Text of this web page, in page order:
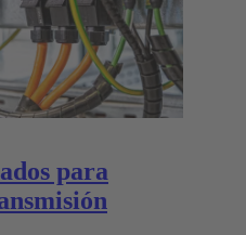
para